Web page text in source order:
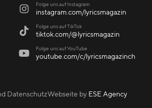
 Folge uns auf Instagram
instagram.com/lyricsmagazin
 Folge uns auf TikTok
tiktok.com/@lyricsmagazin
 Folge uns auf YouTube
youtube.com/c/lyricsmagazinch
DatenschutzWebseite by ESE Agency